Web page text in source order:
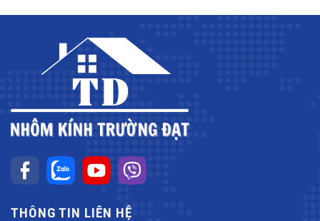
THÔNG TIN LIÊN HỆ